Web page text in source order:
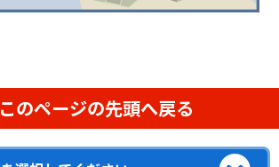
このページの先頭へ戻る